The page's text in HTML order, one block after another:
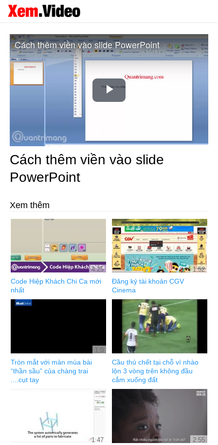
Play
Cách thêm viền vào slide PowerPoint
Cách thêm viền vào slide
PowerPoint
Xem thêm
4:25
Code Hiệp Khách Chi Ca mới
nhất
1:52
Đăng ký tài khoản CGV
Cinema
1:0
Tròn mắt với màn múa bài
“thần sầu” của chàng trai
....cụt tay
Cầu thủ chết tại chỗ vì nhào
lộn 3 vòng trên không đầu
cắm xuống đất
1:47 2:55